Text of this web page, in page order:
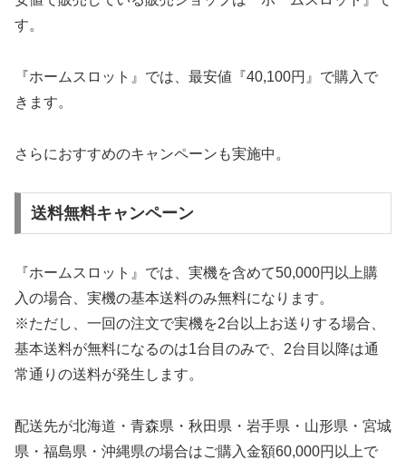
す。
『ホームスロット』では、最安値『40,100円』で購入で
きます。
さらにおすすめのキャンペーンも実施中。
送料無料キャンペーン
『ホームスロット』では、実機を含めて50,000円以上購
入の場合、実機の基本送料のみ無料になります。
※ただし、一回の注文で実機を2台以上お送りする場合、
基本送料が無料になるのは1台目のみで、2台目以降は通
常通りの送料が発生します。
配送先が北海道・青森県・秋田県・岩手県・山形県・宮城
県・福島県・沖縄県の場合はご購入金額60,000円以上で